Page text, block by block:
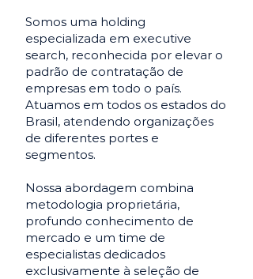
Somos uma holding
especializada em executive
search, reconhecida por elevar o
padrão de contratação de
empresas em todo o país.
Atuamos em todos os estados do
Brasil, atendendo organizações
de diferentes portes e
segmentos.
Nossa abordagem combina
metodologia proprietária,
profundo conhecimento de
mercado e um time de
especialistas dedicados
exclusivamente à seleção de